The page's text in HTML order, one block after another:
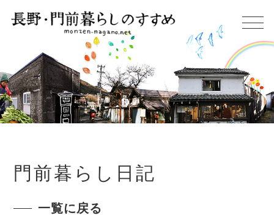
門前暮らし日記
一覧に戻る